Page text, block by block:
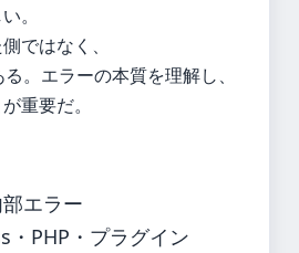
。
ではなく、
。エラーの本質を理解し、
重要だ。
エラー
・PHP・プラグイン